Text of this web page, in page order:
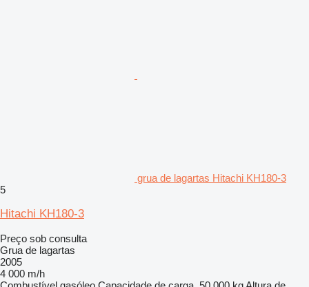
grua de lagartas Hitachi KH180-3
5
Hitachi KH180-3
Preço sob consulta
Grua de lagartas
2005
4 000 m/h